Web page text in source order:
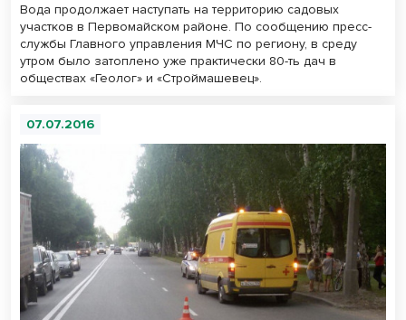
Вода продолжает наступать на территорию садовых
участков в Первомайском районе. По сообщению пресс-
службы Главного управления МЧС по региону, в среду
утром было затоплено уже практически 80-ть дач в
обществах «Геолог» и «Строймашевец».
07.07.2016